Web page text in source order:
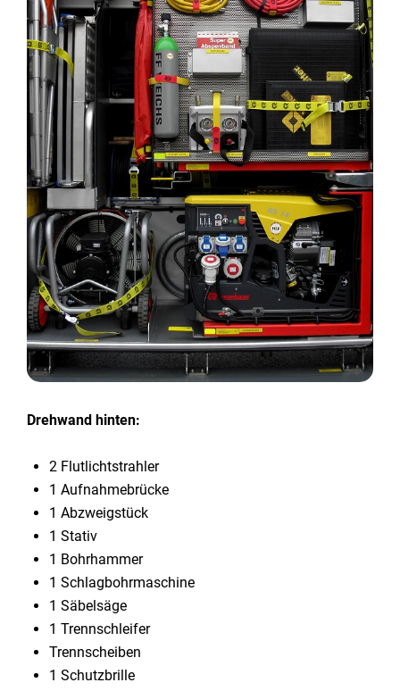
Drehwand hinten:
2 Flutlichtstrahler
1 Aufnahmebrücke
1 Abzweigstück
1 Stativ
1 Bohrhammer
1 Schlagbohrmaschine
1 Säbelsäge
1 Trennschleifer
Trennscheiben
1 Schutzbrille